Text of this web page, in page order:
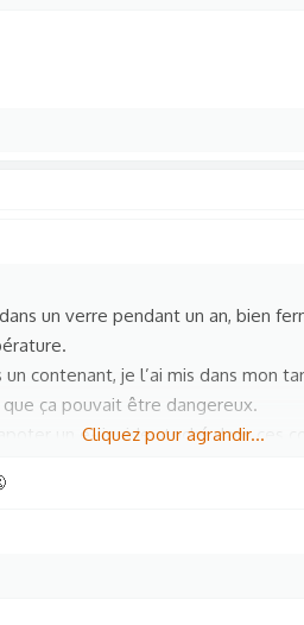
dans un verre pendant un an, bien
contenant, je l’ai mis dans mon
que ça pouvait être dangereux.
un e-liquide stocké dans ces
Cliquez pour agrandir...